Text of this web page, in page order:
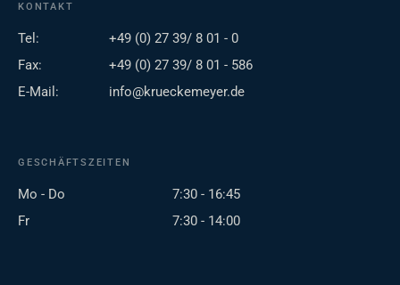
KONTAKT
Tel:
+49 (0) 27 39/ 8 01 - 0
Fax:
+49 (0) 27 39/ 8 01 - 586
E-Mail:
info@krueckemeyer.de
GESCHÄFTSZEITEN
Mo - Do
7:30 - 16:45
Fr
7:30 - 14:00